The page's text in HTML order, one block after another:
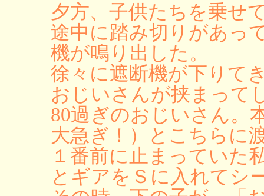
夕方、子供たちを乗せ
途中に踏み切りがあっ
機が鳴り出した。
徐々に遮断機が下り
おじいさんが挟まっ
80過ぎのおじいさん。
大急ぎ！）とこちらに
１番前に止まっていた
とギアをＳに入れてシ